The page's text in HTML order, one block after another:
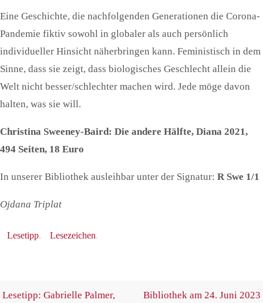
Eine Geschichte, die nachfolgenden Generationen die Corona-
Pandemie fiktiv sowohl in globaler als auch persönlich
individueller Hinsicht näherbringen kann. Feministisch in dem
Sinne, dass sie zeigt, dass biologisches Geschlecht allein die
Welt nicht besser/schlechter machen wird. Jede möge davon
halten, was sie will.
Christina Sweeney-Baird: Die andere Hälfte, Diana 2021,
494 Seiten, 18 Euro
In unserer Bibliothek ausleihbar unter der Signatur: R Swe 1/1
Ojdana Triplat
Lesetipp. Lesezeichen.
Lesetipp: Gabrielle Palmer,
Bibliothek am 24. Juni 2023